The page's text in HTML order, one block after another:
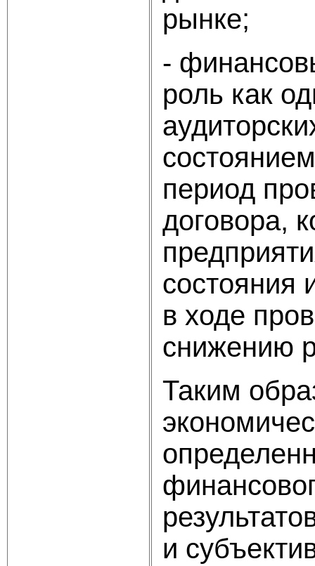
рынке;
-
роль как
период
договора,
состояния
в ходе
снижению
Таким
и